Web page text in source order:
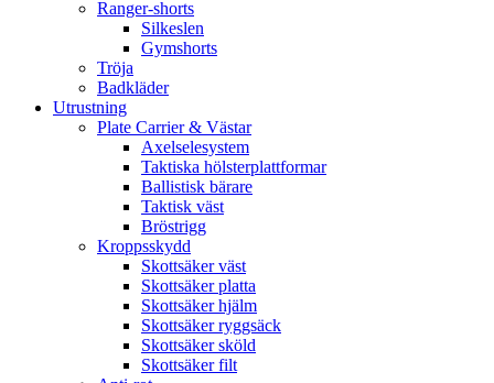
Ranger-shorts
Silkeslen
Gymshorts
Tröja
Badkläder
Utrustning
Plate Carrier & Västar
Axelselesystem
Taktiska hölsterplattformar
Ballistisk bärare
Taktisk väst
Bröstrigg
Kroppsskydd
Skottsäker väst
Skottsäker platta
Skottsäker hjälm
Skottsäker ryggsäck
Skottsäker sköld
Skottsäker filt